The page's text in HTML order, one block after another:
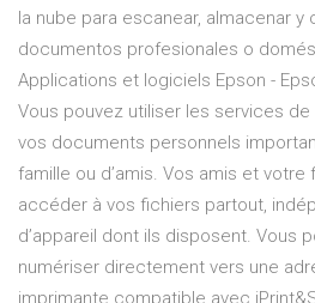
la nube para escanear, almacenar
documentos profesionales o
Applications et logiciels Epson -
Vous pouvez utiliser les services
vos documents personnels
famille ou d’amis. Vos amis et votre
accéder à vos fichiers partout,
d’appareil dont ils disposent. Vous
numériser directement vers une